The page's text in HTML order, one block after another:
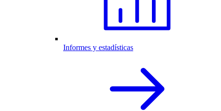
Informes y estadísticas